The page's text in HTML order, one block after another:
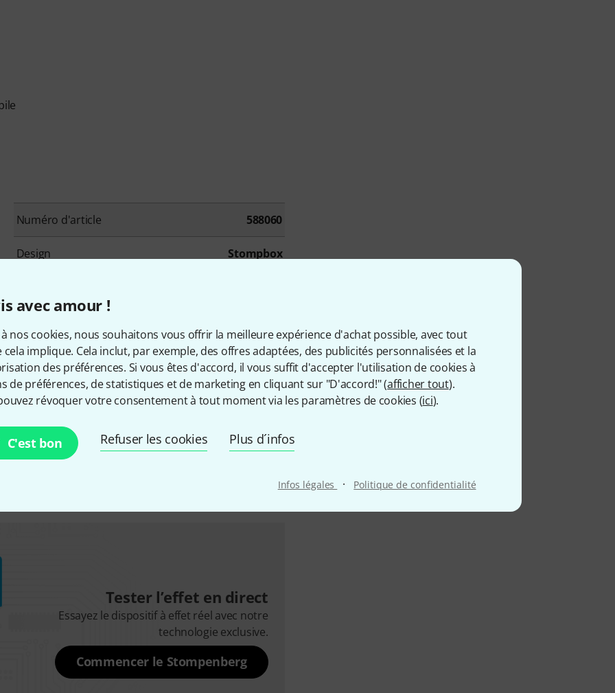
avec amour !
à nos cookies, nous souhaitons vous offrir la meilleure expérience d'achat possible, avec tout
cela implique. Cela inclut, par exemple, des offres adaptées, des publicités personnalisées et la
des préférences. Si vous êtes d'accord, il vous suffit d'accepter l'utilisation de cookies à
de préférences, de statistiques et de marketing en cliquant sur "D'accord!" (afficher tout).
révoquer votre consentement à tout moment via les paramètres de cookies (ici).
C'est bon Refuser les cookies Plus d´infos
Infos légales · Politique de confidentialité
Numéro d'article 588060
Design Stompbox
Interface MIDI Oui
Connectique pour pédales ou pédalier Non
Boîte à rythmes Non
Tester l’effet en direct
Essayez le dispositif à effet réel avec notre
technologie exclusive.
Commencer le Stompenberg